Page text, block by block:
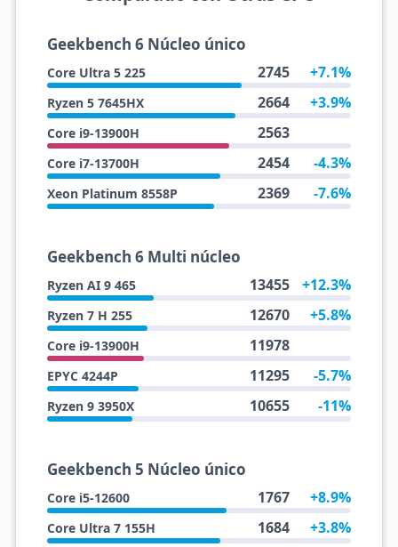
Geekbench 6 Núcleo único
Core Ultra 5 225 2745 +7.1%
Ryzen 5 7645HX 2664 +3.9%
Core i9-13900H 2563
Core i7-13700H 2454 -4.3%
Xeon Platinum 8558P 2369 -7.6%
Geekbench 6 Multi núcleo
Ryzen AI 9 465 13455 +12.3%
Ryzen 7 H 255 12670 +5.8%
Core i9-13900H 11978
EPYC 4244P 11295 -5.7%
Ryzen 9 3950X 10655 -11%
Geekbench 5 Núcleo único
Core i5-12600 1767 +8.9%
Core Ultra 7 155H 1684 +3.8%